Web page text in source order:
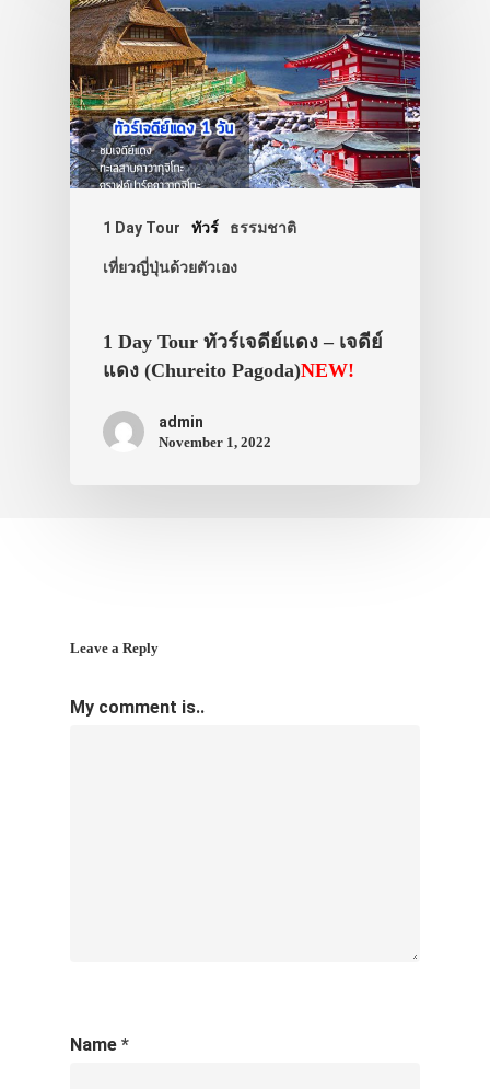
1 Day Tour ทัวร์ ธรรมชาติ
เที่ยวญี่ปุ่นด้วยตัวเอง
1 Day Tour ทัวร์เจดีย์แดง – เจดีย์
แดง (Chureito Pagoda)NEW!
admin
November 1, 2022
Leave a Reply
My comment is..
Name *